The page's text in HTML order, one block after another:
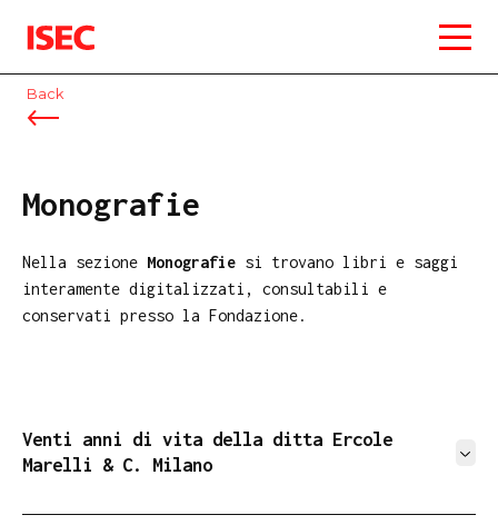
ISEC
Back
Monografie
Nella sezione Monografie si trovano libri e saggi
interamente digitalizzati, consultabili e
conservati presso la Fondazione.
Venti anni di vita della ditta Ercole
Marelli & C. Milano